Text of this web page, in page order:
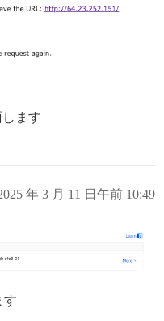
ます
年 3 月 11 日午前 10:49
す